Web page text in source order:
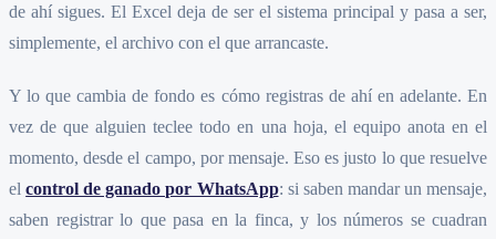
de ahí sigues. El Excel deja de ser el sistema principal y pasa a ser,
simplemente, el archivo con el que arrancaste.
Y lo que cambia de fondo es cómo registras de ahí en adelante. En
vez de que alguien teclee todo en una hoja, el equipo anota en el
momento, desde el campo, por mensaje. Eso es justo lo que resuelve
el control de ganado por WhatsApp: si saben mandar un mensaje,
saben registrar lo que pasa en la finca, y los números se cuadran